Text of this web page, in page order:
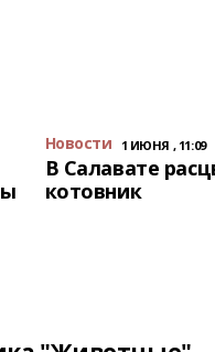
Новости 1 ИЮНЯ , 11:09
В Салавате
котовник